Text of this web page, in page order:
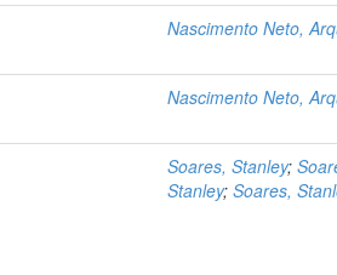
Nascimento Neto,
Nascimento Neto,
Soares, Stanley;
Stanley;Soares,